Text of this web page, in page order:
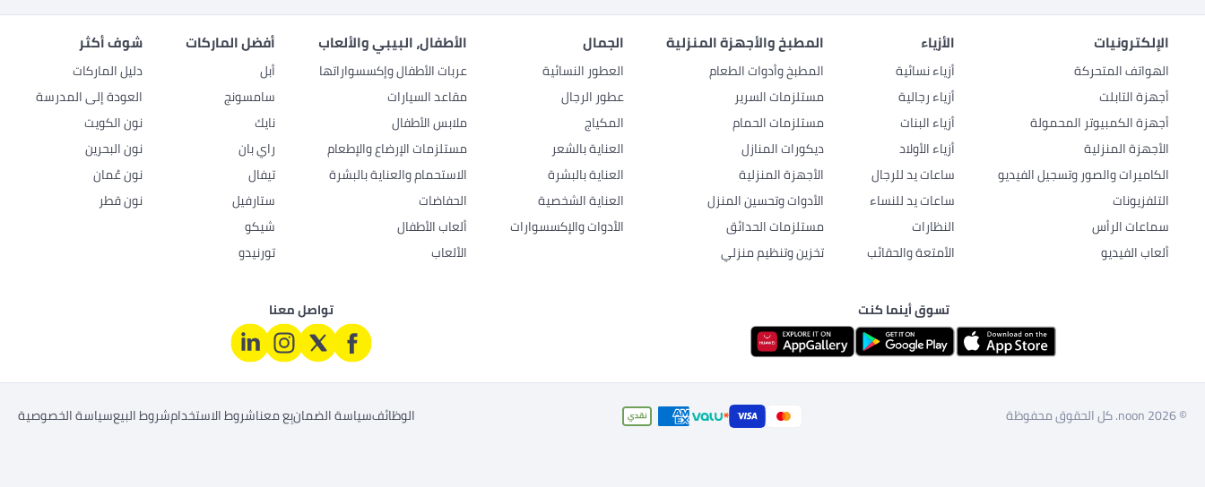
الإلكترونيات
الهواتف المتحركة
أجهزة التابلت
أجهزة الكمبيوتر المحمولة
الأجهزة المنزلية
الكاميرات والصور وتسجيل الفيديو
التلفزيونات
سماعات الرأس
ألعاب الفيديو
الأزياء
أزياء نسائية
أزياء رجالية
أزياء البنات
أزياء الأولاد
ساعات يد للرجال
ساعات يد للنساء
النظارات
الأمتعة والحقائب
المطبخ والأجهزة المنزلية
المطبخ وأدوات الطعام
مستلزمات السرير
مستلزمات الحمام
ديكورات المنازل
الأجهزة المنزلية
الأدوات وتحسين المنزل
مستلزمات الحدائق
تخزين وتنظيم منزلي
الجمال
العطور النسائية
عطور الرجال
المكياج
العناية بالشعر
العناية بالبشرة
العناية الشخصية
الأدوات والإكسسوارات
الأطفال، البيبي والألعاب
عربات الأطفال وإكسسواراتها
مقاعد السيارات
ملابس الأطفال
مستلزمات الإرضاع والإطعام
الاستحمام والعناية بالبشرة
الحفاضات
ألعاب الأطفال
الألعاب
أفضل الماركات
أبل
سامسونج
نايك
راي بان
تيفال
ستارفيل
شيكو
تورنيدو
شوف أكثر
دليل الماركات
العودة إلى المدرسة
نون الكويت
نون البحرين
نون عُمان
نون قطر
تسوق أينما كنت تواصل معنا
© 2026 noon. كل الحقوق محفوظة الوظائفسياسة الضمانبِع معناشروط الاستخدامشروط البيعسياسة الخصوصية